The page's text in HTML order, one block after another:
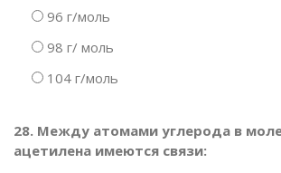
96 г/моль
98 г/ моль
104 г/моль
28. Между атомами углерода в
ацетилена имеются связи: